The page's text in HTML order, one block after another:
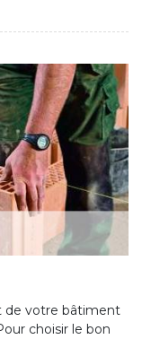
de votre bâtiment
choisir le bon